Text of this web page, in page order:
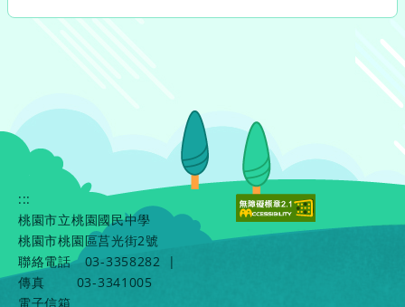
:::
桃園市立桃園國民中學
桃園市桃園區莒光街2號
聯絡電話
03-3358282
|
傳真
03-3341005
電子信箱